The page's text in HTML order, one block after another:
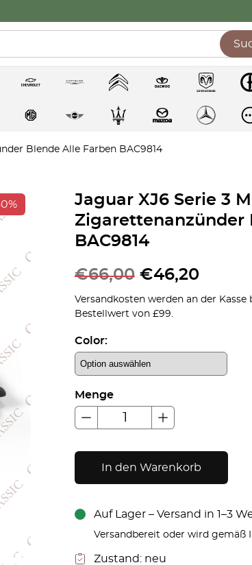
Blende Alle Farben BAC9814
Jaguar XJ6 Serie 3
Zigarettenanzünder
BAC9814
€66,00 €46,20
Versandkosten werden an der
Bestellwert von £99.
Color:
Menge
In den Warenkorb
Auf Lager – Versand in 1–3
Versandbereit oder wird
Zustand: neu